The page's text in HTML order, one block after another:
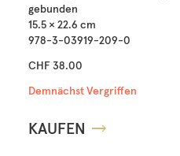
gebunden
15.5 × 22.6 cm
978-3-03919-209-0
CHF 38.00
Demnächst Vergriffen
KAUFEN